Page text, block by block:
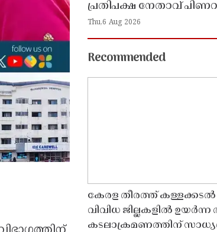
പ്രതിപക്ഷ നേതാവ്
Thu,6 Aug 2026
Recommended
കേരള തീരത്ത് കള്ളക്കടൽ
വിവിധ ജില്ലകളിൽ
കടലാക്രമണത്തിന്